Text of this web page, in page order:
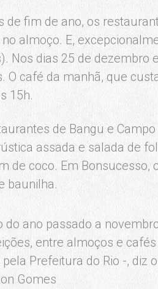
de fim de ano, os
almoço. E,
Nos dias 25 de dezembro
O café da manhã, que
15h.
de Bangu e
assada e salada de
de coco. Em
baunilha.
do ano passado a
entre almoços e
Prefeitura do Rio -, diz
Gomes